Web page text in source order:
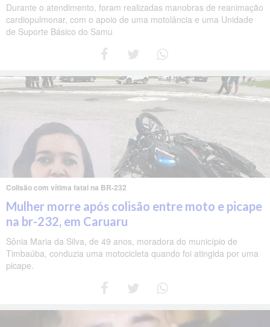
Durante o atendimento, foram realizadas manobras de reanimação
cardiopulmonar, com o apoio de uma motolância e uma Unidade
de Suporte Básico do Samu
Colisão com vítima fatal na BR-232
Mulher morre após colisão entre moto e picape
na br-232, em Caruaru
Sônia Maria da Silva, de 49 anos, moradora do município de
Timbaúba, conduzia uma motocicleta quando foi atingida por uma
picape.